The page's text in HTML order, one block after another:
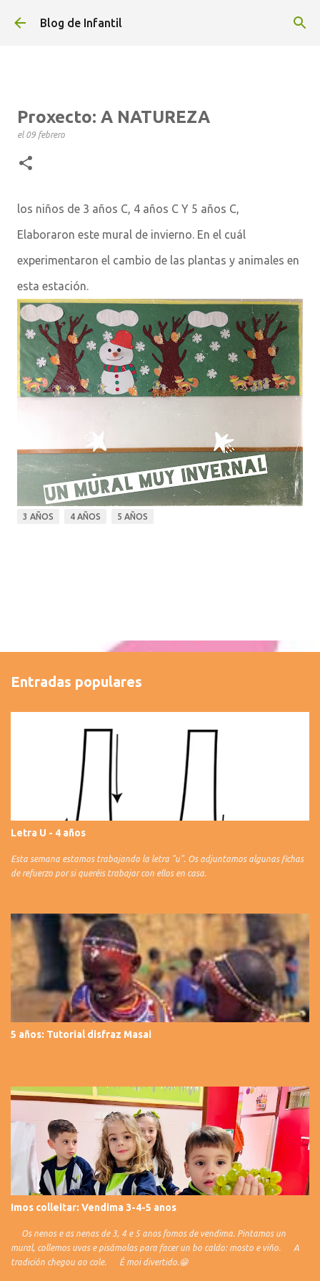
Ir al contenido principal
Blog de Infantil
Proxecto: A NATUREZA
el 09 febrero
los niños de 3 años C, 4 años C Y 5 años C,
Elaboraron este mural de invierno. En el cuál
experimentaron el cambio de las plantas y animales en
esta estación.
3 AÑOS 4 AÑOS 5 AÑOS
Entradas populares
Letra U - 4 años
Esta semana estamos trabajando la letra "u". Os adjuntamos algunas fichas
de refuerzo por si queréis trabajar con ellos en casa.
5 años: Tutorial disfraz Masai
Imos colleitar: Vendima 3-4-5 anos
Os nenos e as nenas de 3, 4 e 5 anos fomos de vendima. Pintamos un
mural, collemos uvas e pisámolas para facer un bo caldo: mosto e viño. A
tradición chegou ao cole. É moi divertido.😁